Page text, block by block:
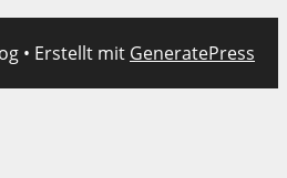
• Erstellt mit GeneratePress